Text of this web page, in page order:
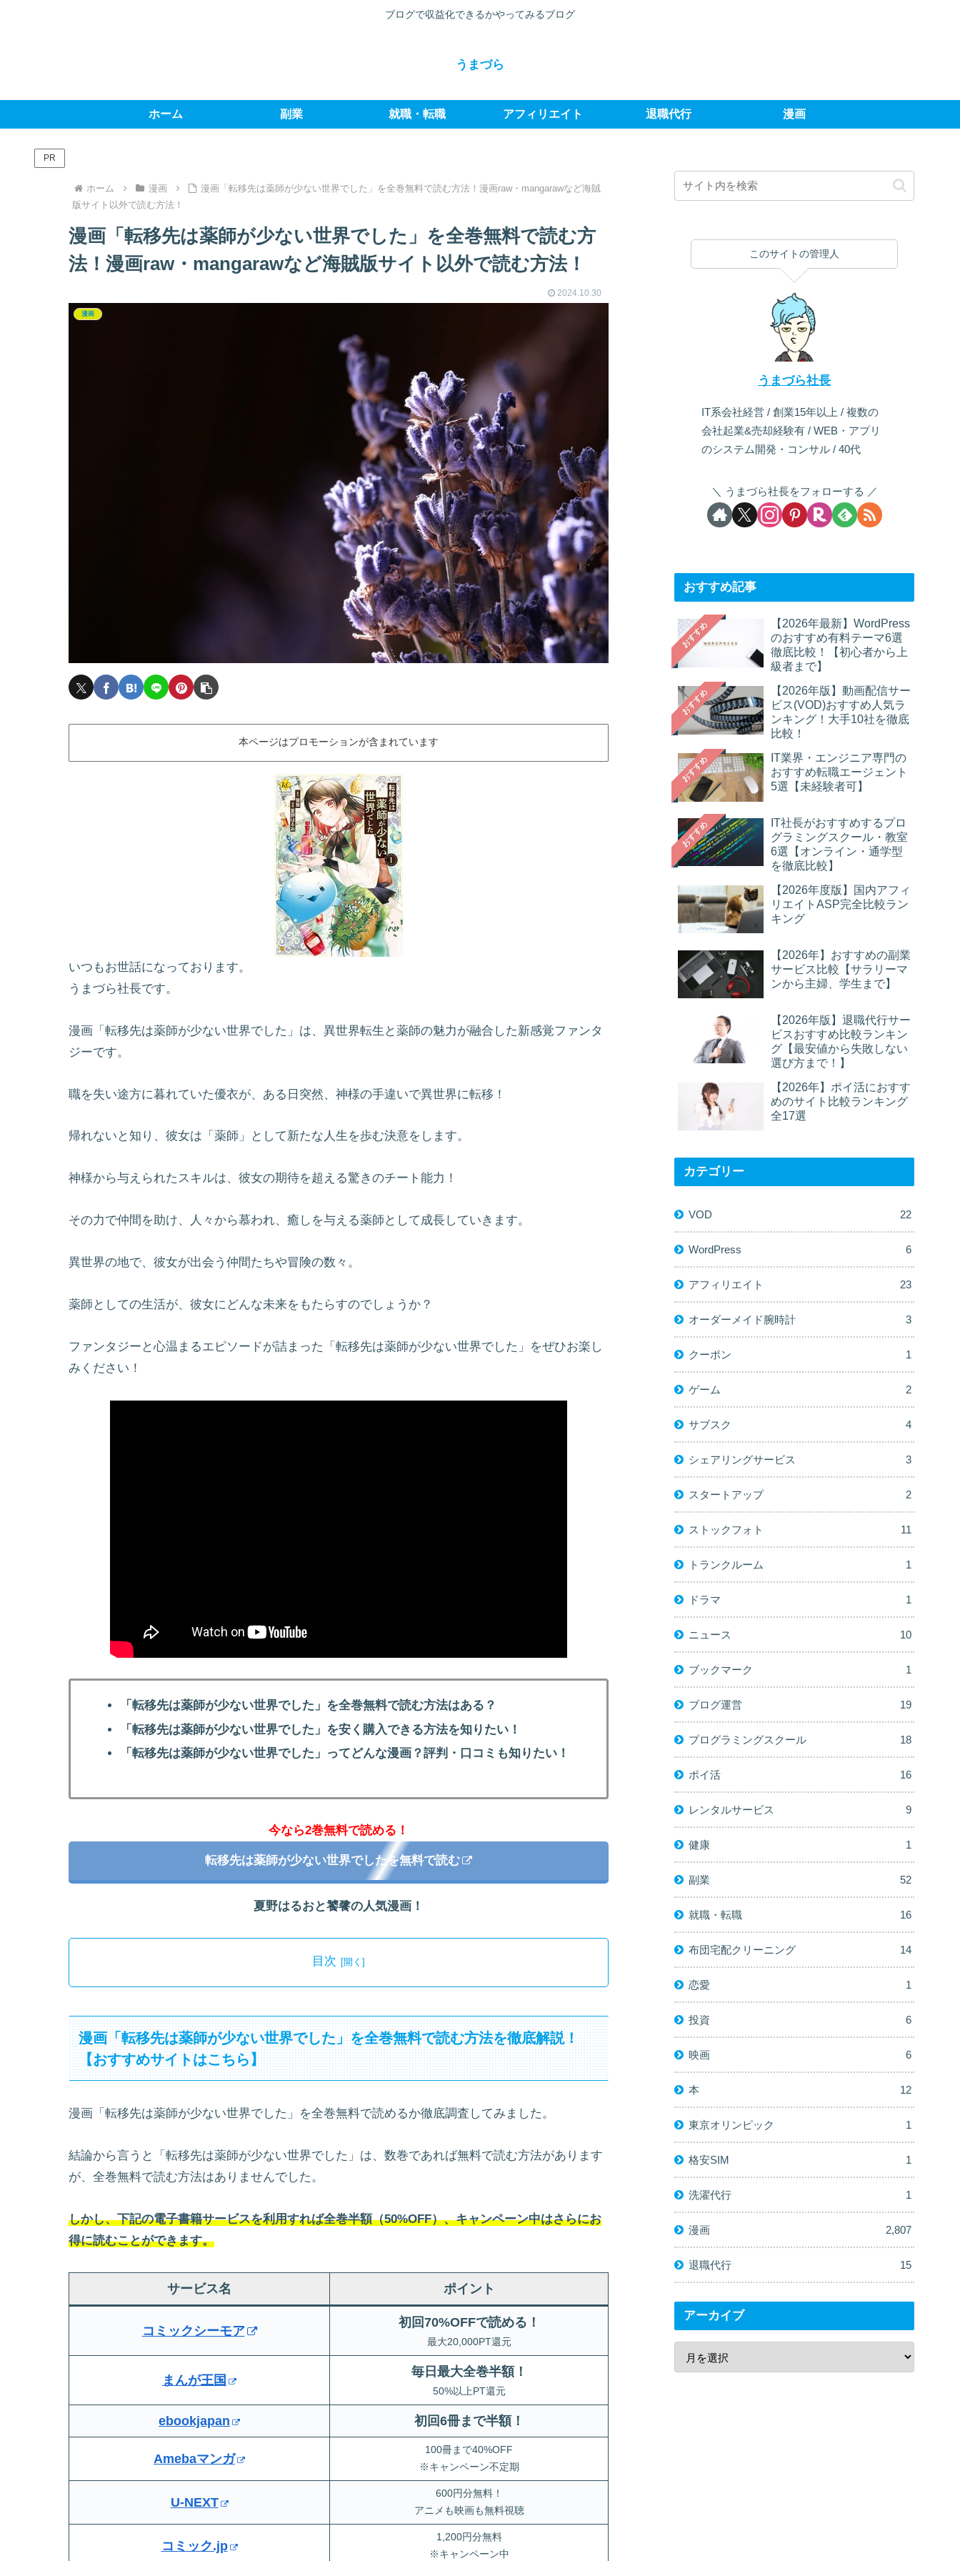
ブログで収益化できるかやってみるブログ
うまづら
ホーム 副業 就職・転職 アフィリエイト 退職代行 漫画
PR
ホーム 漫画
漫画「転移先は薬師が少ない世界でした」を全巻無料で読む方法！漫画raw・mangarawなど海賊
版サイト以外で読む方法！
漫画「転移先は薬師が少ない世界でした」を全巻無料で読む方
法！漫画raw・mangarawなど海賊版サイト以外で読む方法！
2024.10.30
漫画
本ページはプロモーションが含まれています
いつもお世話になっております。
うまづら社長です。
漫画「転移先は薬師が少ない世界でした」は、異世界転生と薬師の魅力が融合した新感覚ファンタ
ジーです。
職を失い途方に暮れていた優衣が、ある日突然、神様の手違いで異世界に転移！
帰れないと知り、彼女は「薬師」として新たな人生を歩む決意をします。
神様から与えられたスキルは、彼女の期待を超える驚きのチート能力！
その力で仲間を助け、人々から慕われ、癒しを与える薬師として成長していきます。
異世界の地で、彼女が出会う仲間たちや冒険の数々。
薬師としての生活が、彼女にどんな未来をもたらすのでしょうか？
ファンタジーと心温まるエピソードが詰まった「転移先は薬師が少ない世界でした」をぜひお楽し
みください！
「転移先は薬師が少ない世界でした」を全巻無料で読む方法はある？
「転移先は薬師が少ない世界でした」を安く購入できる方法を知りたい！
「転移先は薬師が少ない世界でした」ってどんな漫画？評判・口コミも知りたい！
今なら2巻無料で読める！
転移先は薬師が少ない世界でしたを無料で読む
夏野はるおと饕餮の人気漫画！
目次
漫画「転移先は薬師が少ない世界でした」を全巻無料で読む方法を徹底解説！
【おすすめサイトはこちら】
漫画「転移先は薬師が少ない世界でした」を全巻無料で読めるか徹底調査してみました。
結論から言うと「転移先は薬師が少ない世界でした」は、数巻であれば無料で読む方法があります
が、全巻無料で読む方法はありませんでした。
しかし、下記の電子書籍サービスを利用すれば全巻半額（50%OFF）、キャンペーン中はさらにお
得に読むことができます。
サービス名 ポイント
コミックシーモア
初回70%OFFで読める！
最大20,000PT還元
まんが王国
毎日最大全巻半額！
50%以上PT還元
ebookjapan 初回6冊まで半額！
Amebaマンガ
100冊まで40%OFF
※キャンペーン不定期
U-NEXT
600円分無料！
アニメも映画も無料視聴
コミック.jp
1,200円分無料
※キャンペーン中
このサイトの管理人
うまづら社長
IT系会社経営 / 創業15年以上 / 複数の
会社起業&売却経験有 / WEB・アプリ
のシステム開発・コンサル / 40代
うまづら社長をフォローする
おすすめ記事
おすすめ
【2026年最新】WordPress
のおすすめ有料テーマ6選
徹底比較！【初心者から上
級者まで】
おすすめ
【2026年版】動画配信サー
ビス(VOD)おすすめ人気ラ
ンキング！大手10社を徹底
比較！
おすすめ
IT業界・エンジニア専門の
おすすめ転職エージェント
5選【未経験者可】
おすすめ
IT社長がおすすめするプロ
グラミングスクール・教室
6選【オンライン・通学型
を徹底比較】
【2026年度版】国内アフィ
リエイトASP完全比較ラン
キング
【2026年】おすすめの副業
サービス比較【サラリーマ
ンから主婦、学生まで】
【2026年版】退職代行サー
ビスおすすめ比較ランキン
グ【最安値から失敗しない
選び方まで！】
【2026年】ポイ活におすす
めのサイト比較ランキング
全17選
カテゴリー
VOD 22
WordPress 6
アフィリエイト 23
オーダーメイド腕時計 3
クーポン 1
ゲーム 2
サブスク 4
シェアリングサービス 3
スタートアップ 2
ストックフォト 11
トランクルーム 1
ドラマ 1
ニュース 10
ブックマーク 1
ブログ運営 19
プログラミングスクール 18
ポイ活 16
レンタルサービス 9
健康 1
副業 52
就職・転職 16
布団宅配クリーニング 14
恋愛 1
投資 6
映画 6
本 12
東京オリンピック 1
格安SIM 1
洗濯代行 1
漫画 2,807
退職代行 15
アーカイブ